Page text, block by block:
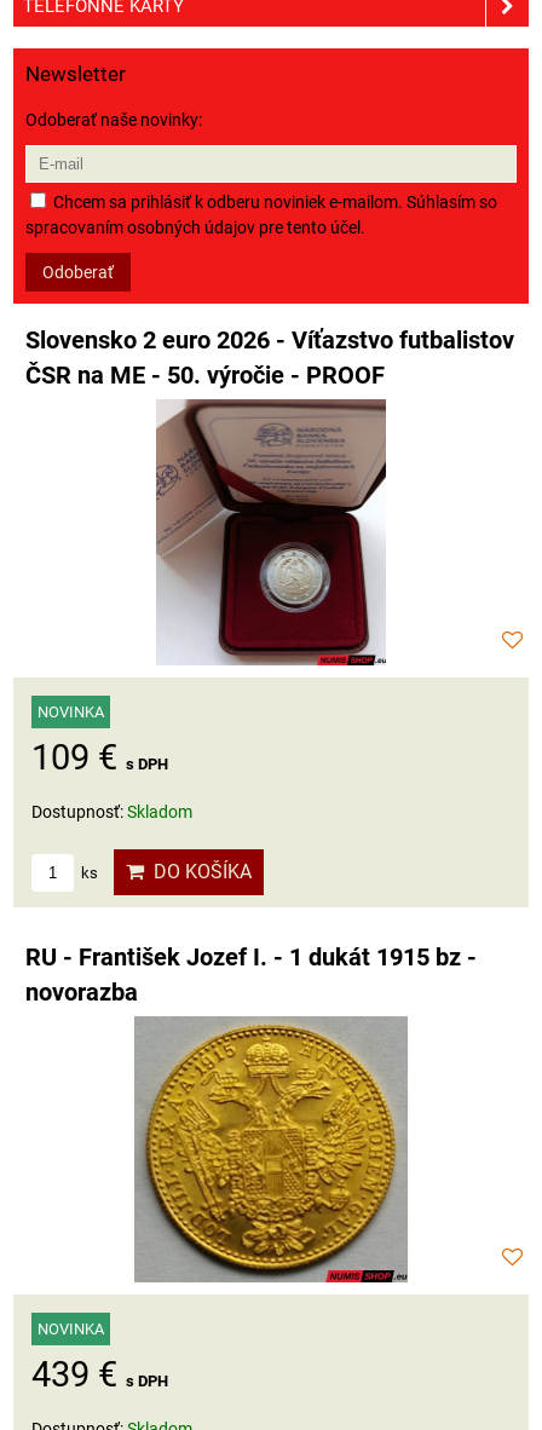
TELEFÓNNE KARTY
Newsletter
Odoberať naše novinky:
Chcem sa prihlásiť k odberu noviniek e-mailom. Súhlasím so
spracovaním osobných údajov pre tento účel.
Odoberať
Slovensko 2 euro 2026 - Víťazstvo futbalistov
ČSR na ME - 50. výročie - PROOF
NOVINKA
109 € s DPH
Dostupnosť:Skladom
ks DO KOŠÍKA
RU - František Jozef I. - 1 dukát 1915 bz -
novorazba
NOVINKA
439 € s DPH